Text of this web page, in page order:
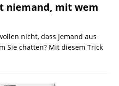
niemand, mit wem
nicht, dass jemand aus
Sie chatten? Mit diesem Trick